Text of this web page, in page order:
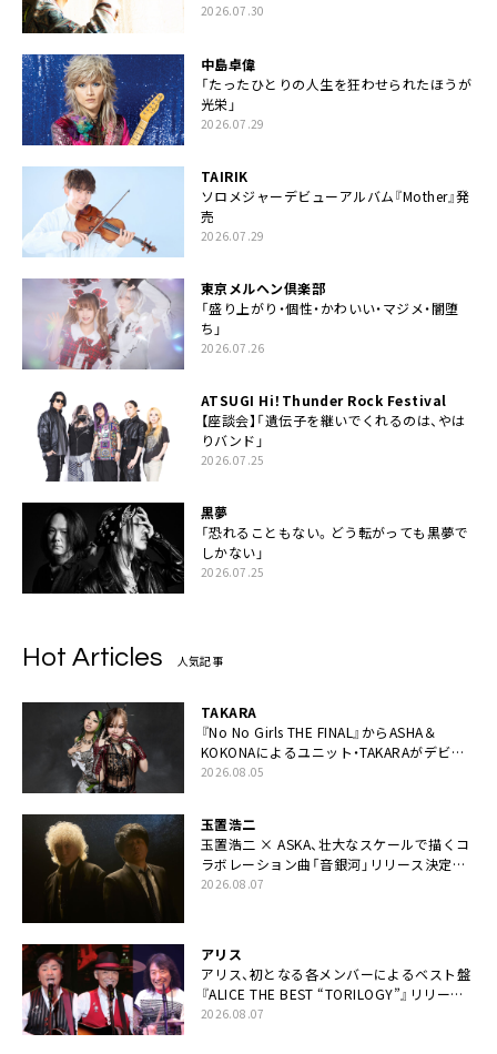
2026.07.30
中島卓偉
「たったひとりの人生を狂わせられたほうが
光栄」
2026.07.29
TAIRIK
ソロメジャーデビューアルバム『Mother』発
売
2026.07.29
東京メルヘン倶楽部
「盛り上がり・個性・かわいい・マジメ・闇堕
ち」
2026.07.26
ATSUGI Hi！Thunder Rock Festival
【座談会】「遺伝子を継いでくれるのは、やは
りバンド」
2026.07.25
黒夢
「恐れることもない。どう転がっても黒夢で
しかない」
2026.07.25
Hot Articles 人気記事
TAKARA
『No No Girls THE FINAL』からASHA＆
KOKONAによるユニット・TAKARAがデビュ
ー
2026.08.05
玉置浩二
玉置浩二 × ASKA、壮大なスケールで描くコ
ラボレーション曲「音銀河」リリース決定。
カップリングには新曲「命の宿り」収録も
2026.08.07
アリス
アリス、初となる各メンバーによるベスト盤
『ALICE THE BEST “TORILOGY”』リリース
決定
2026.08.07